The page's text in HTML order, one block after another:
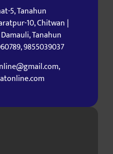
5, Tanahun
10, Chitwan |
Tanahun
9855039037